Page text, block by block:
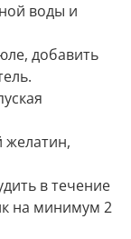
воды и
добавить
желатин,
в течение
на минимум 2